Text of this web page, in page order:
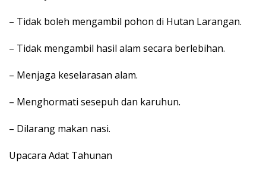
– Tidak boleh mengambil pohon di Hutan Larangan.
– Tidak mengambil hasil alam secara berlebihan.
– Menjaga keselarasan alam.
– Menghormati sesepuh dan karuhun.
– Dilarang makan nasi.
Upacara Adat Tahunan